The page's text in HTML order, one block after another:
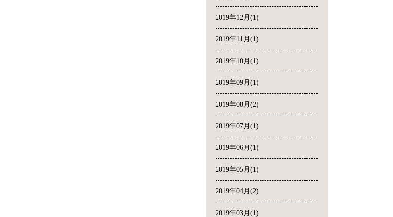
2019年12月(1)
2019年11月(1)
2019年10月(1)
2019年09月(1)
2019年08月(2)
2019年07月(1)
2019年06月(1)
2019年05月(1)
2019年04月(2)
2019年03月(1)